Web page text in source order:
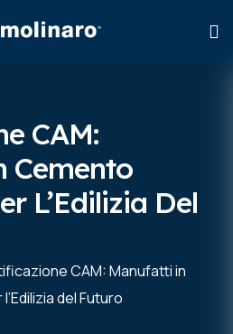
CAM:
Cemento
L’Edilizia Del
CAM: Manufatti in
del Futuro